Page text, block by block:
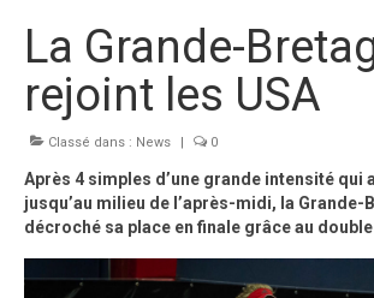
Edition 2025
Historique
Palmarès
Photos
La Grande-
rejoint les USA
Classé dans : News | 0
Après 4 simples d’une grande intensité qui
jusqu’au milieu de l’après-midi, la Grande-
décroché sa place en finale grâce au